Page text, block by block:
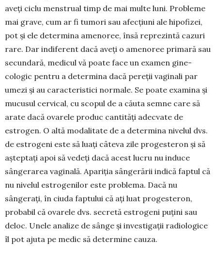
aveți ciclu menstrual timp de mai multe luni. Pro­bleme
mai grave, cum ar fi tumori sau afecțiuni ale hipofizei,
pot și ele determina amenoree, însă repre­zintă cazuri
rare. Dar indiferent dacă aveți o ame­noree primară sau
secundară, medicul vă poate face un examen gine­
cologic pentru a determina da­că pereții vaginali par
umezi și au caracteristici nor­male. Se poate examina și
mucusul cervical, cu sco­­pul de a căuta semne care să
arate dacă ovarele produc cantități adecvate de
estrogen. O altă moda­litate de a deter­mina nivelul dvs.
de estrogeni este să luați câteva zile progesteron și să
așteptați apoi să vedeți dacă acest lucru nu induce
sângerarea va­ginală. Apariția sângerării indică faptul că
nu ni­ve­lul estrogenilor este problema. Dacă nu
sângerați, în ciuda faptului că ați luat progesteron,
probabil că ovarele dvs. secretă estrogeni puțini sau
deloc. Une­le analize de sânge și investigații radiologice
îl pot ajuta pe medic să determine cauza.